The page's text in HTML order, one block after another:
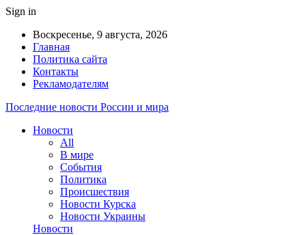
Sign in
Воскресенье, 9 августа, 2026
Главная
Политика сайта
Контакты
Рекламодателям
Последние новости России и мира
Новости
All
В мире
События
Политика
Происшествия
Новости Курска
Новости Украины
Новости